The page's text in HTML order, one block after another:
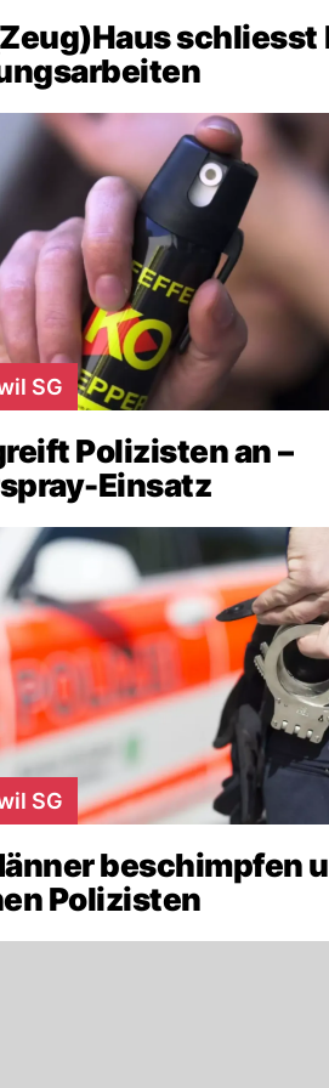
schliesst
SG
Polizisten an –
Einsatz
SG
beschimpfen
Polizisten